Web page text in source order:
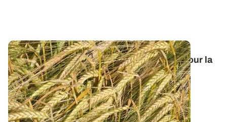
Orge de printemps : nos préconisations pour la
campagne 2026
Retrouvez tous les résultats d’essais de la dernière
campagne et nos préconisations pour...
13 FÉVR. 2026